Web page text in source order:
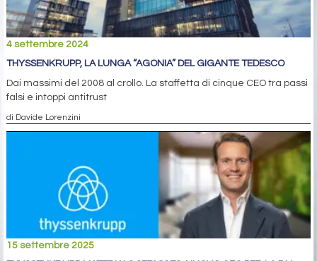
4 settembre 2024
THYSSENKRUPP, LA LUNGA “AGONIA” DEL GIGANTE TEDESCO
Dai massimi del 2008 al crollo. La staffetta di cinque CEO tra passi
falsi e intoppi antitrust
di Davide Lorenzini
15 settembre 2025